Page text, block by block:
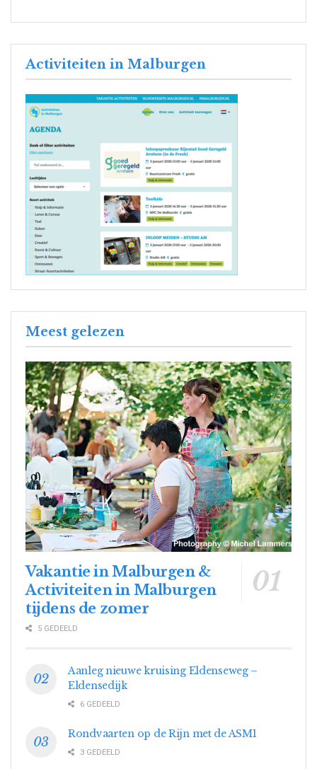
Activiteiten in Malburgen
Meest gelezen
Vakantie in Malburgen &
Activiteiten in Malburgen
tijdens de zomer
5 GEDEELD
Aanleg nieuwe kruising Eldenseweg –
Eldensedijk
6 GEDEELD
Rondvaarten op de Rijn met de ASM1
3 GEDEELD